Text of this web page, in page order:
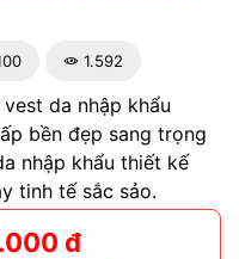
1.592
da nhập khẩu
bền đẹp sang trọng
nhập khẩu thiết kế
tinh tế sắc sảo.
đ